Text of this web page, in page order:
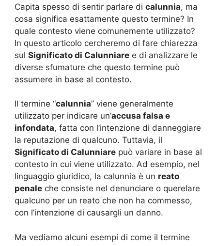
Capita spesso di sentir parlare di calunnia, ma
cosa significa esattamente questo termine? In
quale contesto viene comunemente utilizzato?
In questo articolo cercheremo di fare chiarezza
sul Significato di Calunniare e di analizzare le
diverse sfumature che questo termine può
assumere in base al contesto.
Il termine “calunnia” viene generalmente
utilizzato per indicare un’accusa falsa e
infondata, fatta con l’intenzione di danneggiare
la reputazione di qualcuno. Tuttavia, il
Significato di Calunniare può variare in base al
contesto in cui viene utilizzato. Ad esempio, nel
linguaggio giuridico, la calunnia è un reato
penale che consiste nel denunciare o querelare
qualcuno per un reato che non ha commesso,
con l’intenzione di causargli un danno.
Ma vediamo alcuni esempi di come il termine